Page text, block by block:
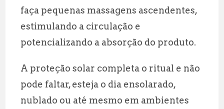
faça pequenas massagens ascendentes,
estimulando a circulação e
potencializando a absorção do produto.
A proteção solar completa o ritual e não
pode faltar, esteja o dia ensolarado,
nublado ou até mesmo em ambientes